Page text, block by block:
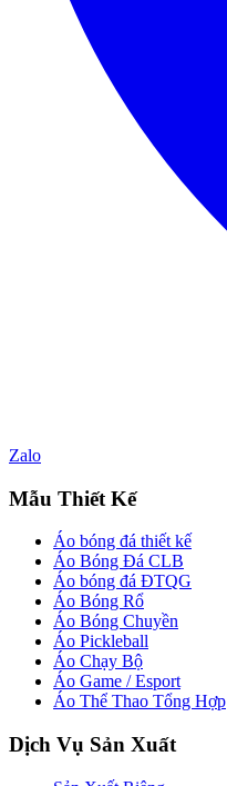
Zalo
Mẫu Thiết Kế
Áo bóng đá thiết kế
Áo Bóng Đá CLB
Áo bóng đá ĐTQG
Áo Bóng Rổ
Áo Bóng Chuyền
Áo Pickleball
Áo Chạy Bộ
Áo Game / Esport
Áo Thể Thao Tổng Hợp
Dịch Vụ Sản Xuất